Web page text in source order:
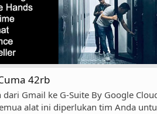
42rb
Gmail ke G-Suite By Google
alat ini diperlukan tim Anda